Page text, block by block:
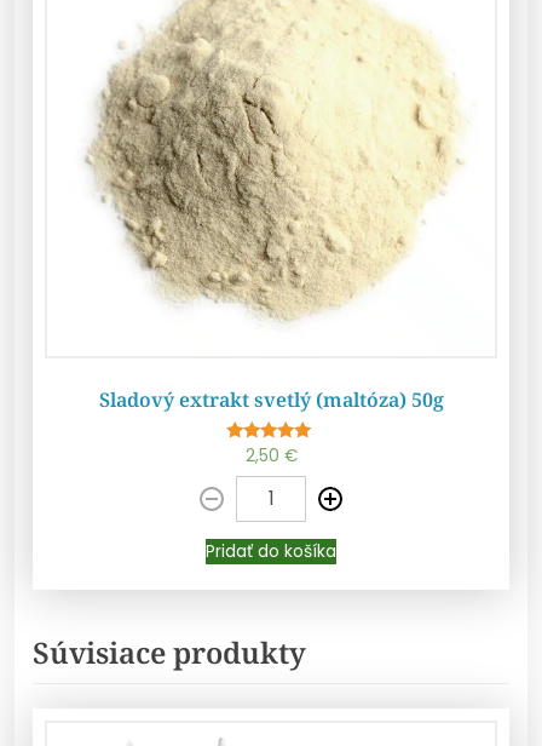
Pridať do košíka
Sladový extrakt svetlý (maltóza) 50g
Hodnotenie
5.00
2,50 €
Pridať do košíka
Súvisiace produkty